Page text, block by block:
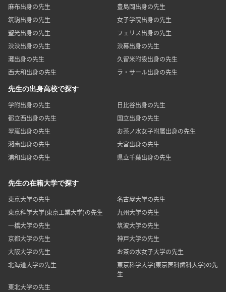
麻布出身の先生
豊島岡出身の先生
筑駒出身の先生
女子学院出身の先生
聖光出身の先生
フェリス出身の先生
渋渋出身の先生
渋幕出身の先生
灘出身の先生
久留米附設出身の先生
西大和出身の先生
ラ・サール出身の先生
先生の出身高校で探す
学附出身の先生
日比谷出身の先生
都立西出身の先生
国立出身の先生
翠嵐出身の先生
お茶ノ水女子附属出身の先生
湘南出身の先生
大宮出身の先生
浦和出身の先生
県立千葉出身の先生
先生の在籍大学で探す
東京大学の先生
名古屋大学の先生
東京科学大学(東京工業大学)の先生
九州大学の先生
一橋大学の先生
筑波大学の先生
京都大学の先生
神戸大学の先生
大阪大学の先生
お茶の水女子大学の先生
北海道大学の先生
東京科学大学(東京医科歯科大学)の先
生
東北大学の先生